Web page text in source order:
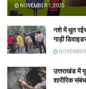
NOVEMBER 1, 2025
नशे में धुत
गाड़ी
उत्तराखंड में
शारीरिक